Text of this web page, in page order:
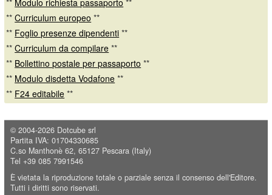
**Curriculum europeo **
** Foglio presenze dipendenti **
**Curriculum da compilare **
** Bollettino postale per passaporto **
** Modulo disdetta Vodafone **
** F24 editabile **
© 2004-2026 Dotcube srl
Partita IVA: 01704330685
C.so Manthonè 62, 65127 Pescara (Italy)
Tel +39 085 7991546
È vietata la riproduzione totale o parziale senza il consenso dell'Editore.
Tutti i diritti sono riservati.